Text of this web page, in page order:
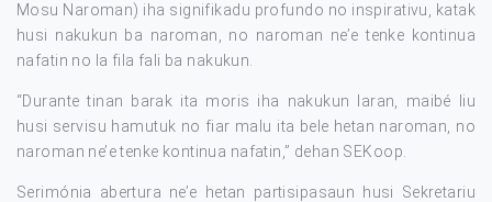
Mosu Naroman) iha signifikadu profundo no inspirativu, katak
husi nakukun ba naroman, no naroman ne’e tenke kontinua
nafatin no la fila fali ba nakukun.
“Durante tinan barak ita moris iha nakukun laran, maibé liu
husi servisu hamutuk no fiar malu ita bele hetan naroman, no
naroman ne’e tenke kontinua nafatin,” dehan SEKoop.
Serimónia abertura ne’e hetan partisipasaun husi Sekretariu